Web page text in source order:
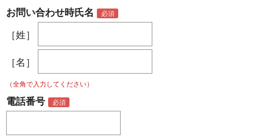
お問い合わせ時氏名
［姓］
［名］
（全角で入力してください）
電話番号